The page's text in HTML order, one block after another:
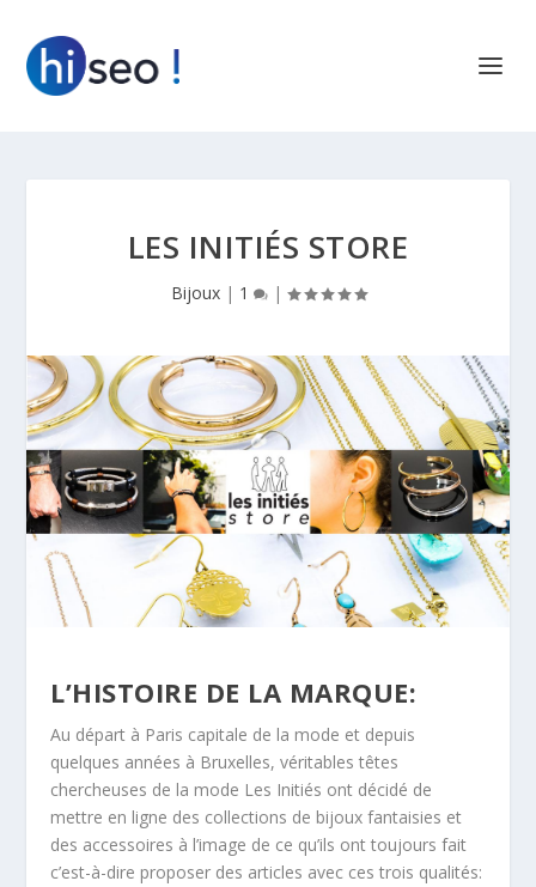
LES INITIÉS STORE
Bijoux| 1 |
L’HISTOIRE DE LA MARQUE:
Au départ à Paris capitale de la mode et depuis
quelques années à Bruxelles, véritables têtes
chercheuses de la mode Les Initiés ont décidé de
mettre en ligne des collections de bijoux fantaisies et
des accessoires à l’image de ce qu’ils ont toujours fait
c’est-à-dire proposer des articles avec ces trois qualités: